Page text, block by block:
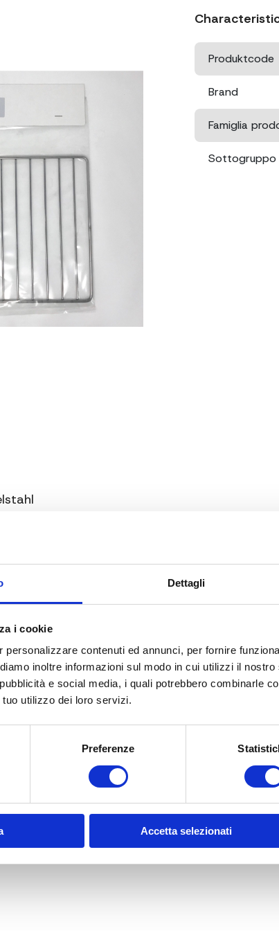
Dettagli
i cookie
personalizzare contenuti ed annunci, per fornire
inoltre informazioni sul modo in cui utilizzi il
e social media, i quali potrebbero combinarle
utilizzo dei loro servizi.
Preferenze
Accetta selezionati
Produktcode
Brand
Famiglia
product